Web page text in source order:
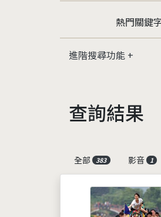
熱門關鍵
進階搜尋功能
查詢結果
全部
383 影音 1